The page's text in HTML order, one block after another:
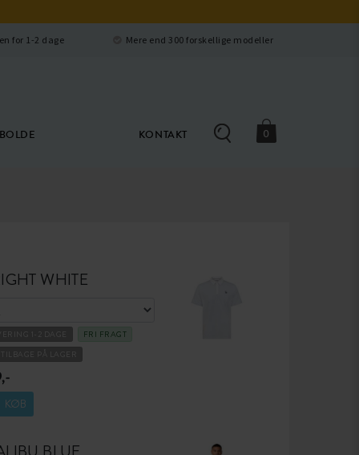
for 1-2 dage Mere end 300 forskellige modeller
KONTAKT 0
WHITE
1-2 DAGE
FRI FRAGT
PÅ LAGER
KØB